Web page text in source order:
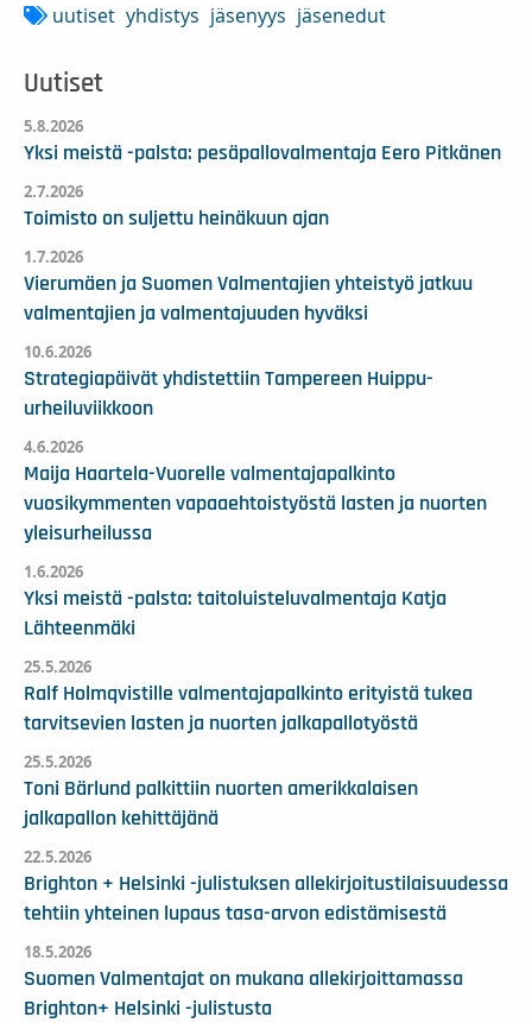
uutiset yhdistys jäsenyys jäsenedut
Uutiset
5.8.2026
Yksi meistä -palsta: pesäpallovalmentaja Eero Pitkänen
2.7.2026
Toimisto on suljettu heinäkuun ajan
1.7.2026
Vierumäen ja Suomen Valmentajien yhteistyö jatkuu
valmentajien ja valmentajuuden hyväksi
10.6.2026
Strategiapäivät yhdistettiin Tampereen Huippu-
urheiluviikkoon
4.6.2026
Maija Haartela-Vuorelle valmentajapalkinto
vuosikymmenten vapaaehtoistyöstä lasten ja nuorten
yleisurheilussa
1.6.2026
Yksi meistä -palsta: taitoluisteluvalmentaja Katja
Lähteenmäki
25.5.2026
Ralf Holmqvistille valmentajapalkinto erityistä tukea
tarvitsevien lasten ja nuorten jalkapallotyöstä
25.5.2026
Toni Bärlund palkittiin nuorten amerikkalaisen
jalkapallon kehittäjänä
22.5.2026
Brighton + Helsinki -julistuksen allekirjoitustilaisuudessa
tehtiin yhteinen lupaus tasa-arvon edistämisestä
18.5.2026
Suomen Valmentajat on mukana allekirjoittamassa
Brighton+ Helsinki -julistusta